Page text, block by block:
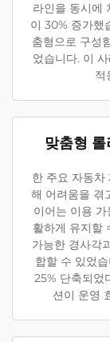
라인을 동시에
이 30% 증가했
춤형으로 구성
었습니다. 이
적
맞춤형
한 주요 자동차
해 어려움을 겪
이어는 이용
활하게 유지할
가능한 경사각
합할 수 있었
25% 단축되었
션이 운영